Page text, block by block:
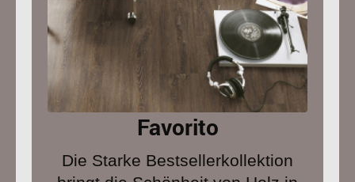
Favorito
Die Starke Bestsellerkollektion